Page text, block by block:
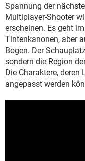
Spannung der
Multiplayer-Shooter
erscheinen. Es geht
Tintenkanonen, aber
Bogen. Der
sondern die Region
Die Charaktere,
angepasst werden